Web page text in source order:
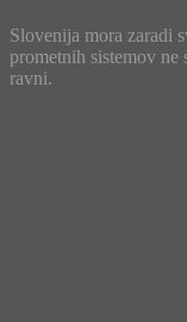
Slovenija mora zaradi
prometnih sistemov ne
ravni.